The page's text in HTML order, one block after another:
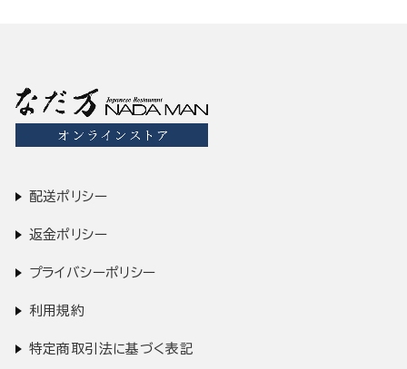
配送ポリシー
返金ポリシー
プライバシーポリシー
利用規約
特定商取引法に基づく表記